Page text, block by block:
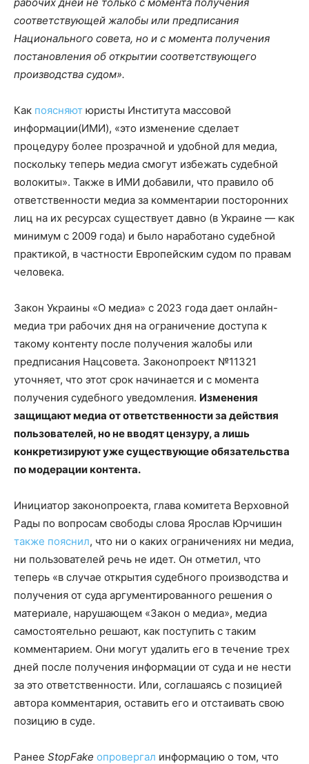
соответствующей жалобы или предписания
Национального совета, но и с момента получения
постановления об открытии соответствующего
производства судом».
Как поясняют юристы Института массовой
информации(ИМИ), «это изменение сделает
процедуру более прозрачной и удобной для медиа,
поскольку теперь медиа смогут избежать судебной
волокиты». Также в ИМИ добавили, что правило об
ответственности медиа за комментарии посторонних
лиц на их ресурсах существует давно (в Украине — как
минимум с 2009 года) и было наработано судебной
практикой, в частности Европейским судом по правам
человека.
Закон Украины «О медиа» с 2023 года дает онлайн-
медиа три рабочих дня на ограничение доступа к
такому контенту после получения жалобы или
предписания Нацсовета. Законопроект №11321
уточняет, что этот срок начинается и с момента
получения судебного уведомления. Изменения
защищают медиа от ответственности за действия
пользователей, но не вводят цензуру, а лишь
конкретизируют уже существующие обязательства
по модерации контента.
Инициатор законопроекта, глава комитета Верховной
Рады по вопросам свободы слова Ярослав Юрчишин
также пояснил, что ни о каких ограничениях ни медиа,
ни пользователей речь не идет. Он отметил, что
теперь «в случае открытия судебного производства и
получения от суда аргументированного решения о
материале, нарушающем «Закон о медиа», медиа
самостоятельно решают, как поступить с таким
комментарием. Они могут удалить его в течение трех
дней после получения информации от суда и не нести
за это ответственности. Или, соглашаясь с позицией
автора комментария, оставить его и отстаивать свою
позицию в суде.
Ранее StopFake опровергал информацию о том, что